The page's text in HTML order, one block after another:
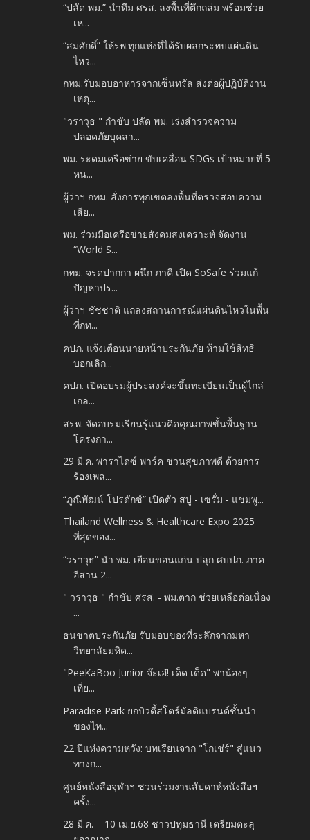
“ปลัด พม.” นำทีม ศรส. ลงพื้นที่ตึกถล่ม พร้อมช่วย
เห...
“สมศักดิ์” ให้รพ.ทุกแห่งที่ได้รับผลกระทบแผ่นดิน
ไหว...
กทม.รับมอบอาหารจากเซ็นทรัล ส่งต่อผู้ปฏิบัติงาน
เหตุ...
"วราวุธ " กำชับ ปลัด พม. เร่งสำรวจความ
ปลอดภัยบุคลา...
พม. ระดมเครือข่าย ขับเคลื่อน SDGs เป้าหมายที่ 5
หน...
ผู้ว่าฯ กทม. สั่งการทุกเขตลงพื้นที่ตรวจสอบความ
เสีย...
พม. ร่วมมือเครือข่ายสังคมสงเคราะห์ จัดงาน
“World S...
กทม. จรดปากกา ผนึก ภาคี เปิด SoSafe ร่วมแก้
ปัญหาปร...
ผู้ว่าฯ ชัชชาติ แถลงสถานการณ์แผ่นดินไหวในพื้น
ที่กท...
คปภ. แจ้งเตือนนายหน้าประกันภัย ห้ามใช้สิทธิ
บอกเลิก...
คปภ. เปิดอบรมผู้ประสงค์จะขึ้นทะเบียนเป็นผู้ไกล่
เกล...
สรพ. จัดอบรมเรียนรู้แนวคิดคุณภาพขั้นพื้นฐาน
โครงกา...
29 มี.ค. พาราไดซ์ พาร์ค ชวนสุขภาพดี ด้วยการ
ร้องเพล...
“ภูณิพัฒน์ โปรดักซ์” เปิดตัว สบู่ - เซรั่ม - แชมพู...
Thailand Wellness & Healthcare Expo 2025
ที่สุดของ...
“วราวุธ” นำ พม. เยือนขอนแก่น ปลุก ศบปภ. ภาค
อีสาน 2...
" วราวุธ " กำชับ ศรส. - พม.ตาก ช่วยเหลือต่อเนื่อง
...
ธนชาตประกันภัย รับมอบของที่ระลึกจากมหา
วิทยาลัยมหิด...
"PeeKaBoo Junior จ๊ะเอ๋! เด็ด เด็ด" พาน้องๆ
เที่ย...
Paradise Park ยกบิวตี้สโตร์มัลติแบรนด์ชั้นนำ
ของไท...
22 ปีแห่งความหวัง: บทเรียนจาก "โกเช่ร์" สู่แนว
ทางก...
ศูนย์หนังสือจุฬาฯ ชวนร่วมงานสัปดาห์หนังสือฯ
ครั้ง...
28 มี.ค. – 10 เม.ย.68 ชาวปทุมธานี เตรียมตะลุ